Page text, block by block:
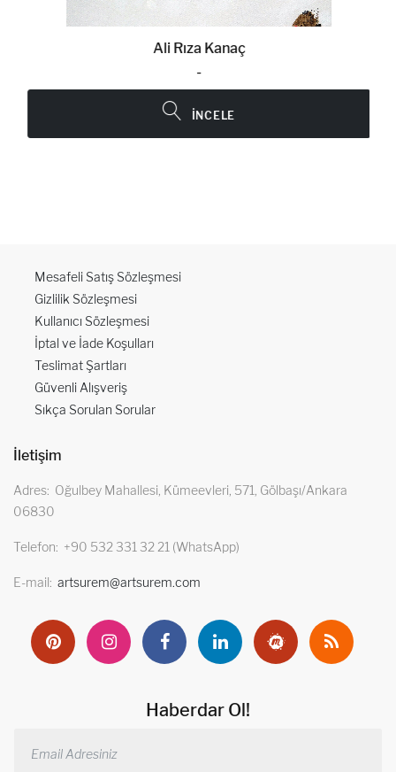
Ali Rıza Kanaç
-
İNCELE
Mesafeli Satış Sözleşmesi
Gizlilik Sözleşmesi
Kullanıcı Sözleşmesi
İptal ve İade Koşulları
Teslimat Şartları
Güvenli Alışveriş
Sıkça Sorulan Sorular
İletişim
Adres Oğulbey Mahallesi, Kümeevleri, 571, Gölbaşı/Ankara
06830
Telefon +90 532 331 32 21 (WhatsApp)
E-mail artsurem@artsurem.com
Haberdar Ol!